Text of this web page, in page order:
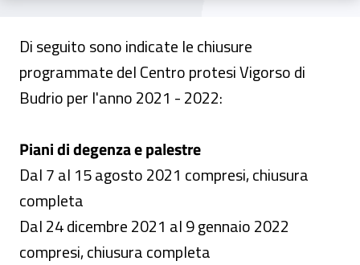
Di seguito sono indicate le chiusure
programmate del Centro protesi Vigorso di
Budrio per l'anno 2021 - 2022:
Piani di degenza e palestre
Dal 7 al 15 agosto 2021 compresi, chiusura
completa
Dal 24 dicembre 2021 al 9 gennaio 2022
compresi, chiusura completa